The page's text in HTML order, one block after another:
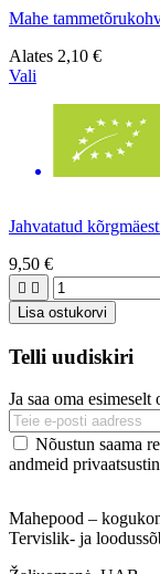
Mahe
Alates 2,10 €
Vali
Jahvatatud
9,50 €
 
Lisa ostukorvi
Telli uudiskiri
Ja saa oma esimeselt
Nõustun saama
andmeid
Mahepood –
Tervislik- ja